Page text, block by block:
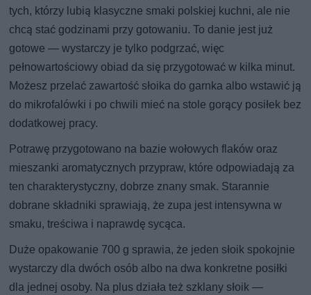
tych, którzy lubią klasyczne smaki polskiej kuchni, ale nie
chcą stać godzinami przy gotowaniu. To danie jest już
gotowe — wystarczy je tylko podgrzać, więc
pełnowartościowy obiad da się przygotować w kilka minut.
Możesz przelać zawartość słoika do garnka albo wstawić ją
do mikrofalówki i po chwili mieć na stole gorący posiłek bez
dodatkowej pracy.
Potrawę przygotowano na bazie wołowych flaków oraz
mieszanki aromatycznych przypraw, które odpowiadają za
ten charakterystyczny, dobrze znany smak. Starannie
dobrane składniki sprawiają, że zupa jest intensywna w
smaku, treściwa i naprawdę sycąca.
Duże opakowanie 700 g sprawia, że jeden słoik spokojnie
wystarczy dla dwóch osób albo na dwa konkretne posiłki
dla jednej osoby. Na plus działa też szklany słoik —